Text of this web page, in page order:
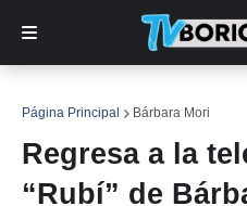
Página Principal Bárbara Mori
Regresa a la
“Rubí” de